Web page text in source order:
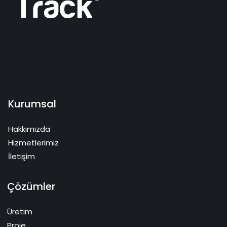
Kurumsal
Hakkımızda
Hizmetlerimiz
İletişim
Çözümler
Üretim